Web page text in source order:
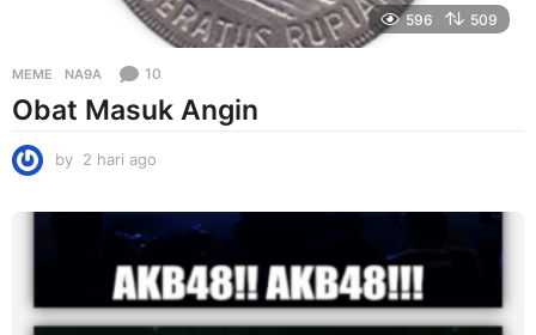
596 509
MEME NA9A 10
Obat Masuk Angin
by 2 hari ago
a
g